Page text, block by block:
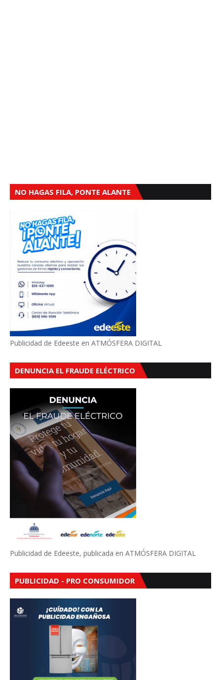
NO HAGAS FILA, PONTE ALANTE
Publicidad de Edeeste en ATMÓSFERA DIGITAL
DENUNCIA EL FRAUDE ELÉCTRICO
Publicidad de Edeeste, publicada en ATMÓSFERA DIGITAL
PUBLICIDAD - PRO CONSUMIDOR